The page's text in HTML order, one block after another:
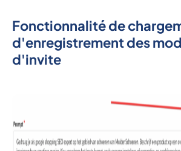
Fonctionnalité de
d'enregistrement des
d'invite